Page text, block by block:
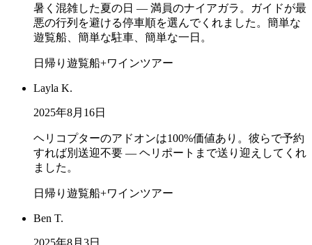
暑く混雑した夏の日 — 満員のナイアガラ。ガイドが最
悪の行列を避ける停車順を選んでくれました。簡単な
遊覧船、簡単な駐車、簡単な一日。
日帰り遊覧船+ワインツアー
Layla K.
2025年8月16日
ヘリコプターのアドオンは100%価値あり。彼らで予約
すれば別送迎不要 — ヘリポートまで送り迎えしてくれ
ました。
日帰り遊覧船+ワインツアー
Ben T.
2025年8月3日